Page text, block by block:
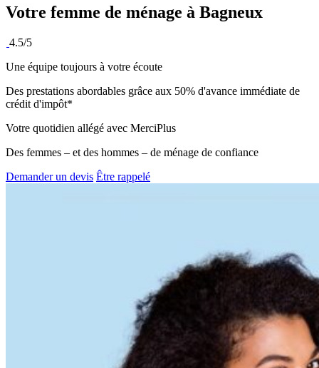
Votre femme de ménage à Bagneux
4.5/5
Une équipe toujours à votre écoute
Des prestations abordables grâce aux 50% d'avance immédiate de
crédit d'impôt*
Votre quotidien allégé avec MerciPlus
Des femmes – et des hommes – de ménage de confiance
Demander un devis Être rappelé